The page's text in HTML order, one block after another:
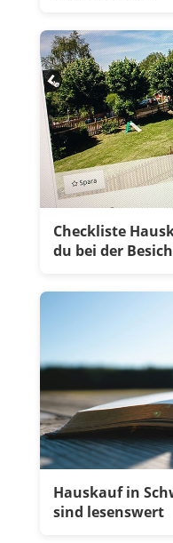
Checkliste
du bei der
Hauskauf in
sind lesenswert